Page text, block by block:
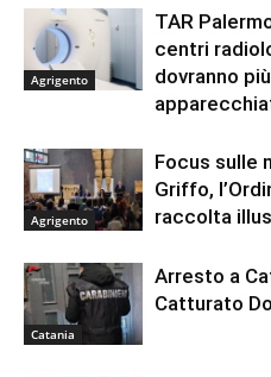
Agrigento
TAR
centri
dovranno
Agrigento
Focus sulle
Griffo,
raccolta
Catania
Arresto a
Catturato